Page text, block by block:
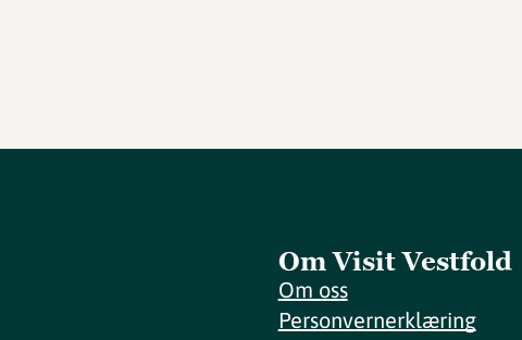
Om Visit Vestfold
Om oss
Personvernerklæring